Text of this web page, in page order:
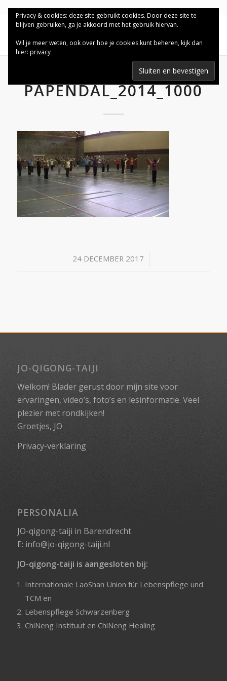
PAPENDAL_2014_1000
24 DECEMBER 2017
/
JO-QIGONG-TAIJI
Welkom! Blader gerust door mijn site voor
ervaringen, video’s, foto’s en lesinformatie. Veel
plezier met rondkijken!
Groetjes, JO
Privacy-verklaring
PERSONALIA
JO-qigong-taiji in Barendrecht
E: info@jo-qigong-taiji.nl
JO-qigong-taiji is aangesloten bij:
Internationale LaoShan Union für Lebenspflege und
TCM en
Lebenspflege Schwarzenberg
ChiNeng Instituuten ChiNeng Healing
Privacy & cookies: deze site gebruikt cookies. Door deze site te
blijven gebruiken, ga je akkoord met het gebruik hiervan.
Wil je meer weten, ook over hoe je cookies kunt beheren, kijk dan
hier: privacy